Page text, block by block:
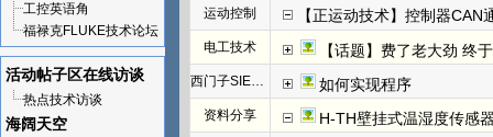
工控英语角
福禄克FLUKE技术论坛
活动帖子区在线访谈
热点技术访谈
海阔天空
运动控制 【正运动技术】控制器
电工技术 【话题】费了老大劲 终于
西门子SIEMENS 如何实现程序
资料分享 H-TH壁挂式温湿度传感